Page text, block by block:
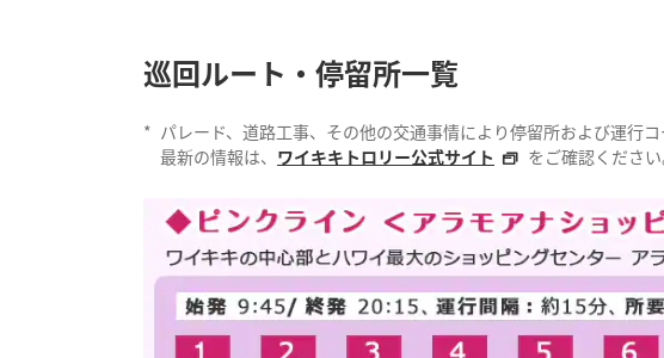
巡回ルート・停留所一覧
* パレード、道路工事、その他の交通事情により停留所および運行
最新の情報は、 ワイキキトロリー公式サイト をご確認ください